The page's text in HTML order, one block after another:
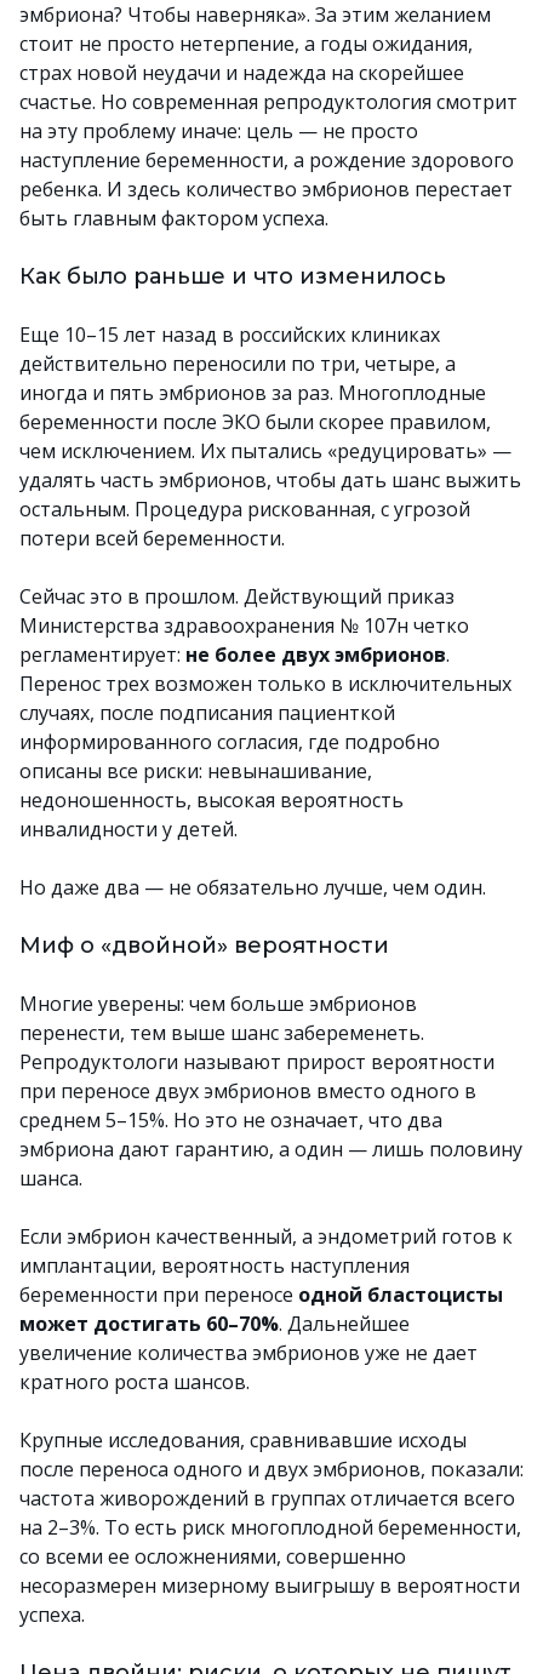
эмбриона? Чтобы наверняка». За этим желанием
стоит не просто нетерпение, а годы ожидания,
страх новой неудачи и надежда на скорейшее
счастье. Но современная репродуктология смотрит
на эту проблему иначе: цель — не просто
наступление беременности, а рождение здорового
ребенка. И здесь количество эмбрионов перестает
быть главным фактором успеха.
Как было раньше и что изменилось
Еще 10–15 лет назад в российских клиниках
действительно переносили по три, четыре, а
иногда и пять эмбрионов за раз. Многоплодные
беременности после ЭКО были скорее правилом,
чем исключением. Их пытались «редуцировать» —
удалять часть эмбрионов, чтобы дать шанс выжить
остальным. Процедура рискованная, с угрозой
потери всей беременности.
Сейчас это в прошлом. Действующий приказ
Министерства здравоохранения № 107н четко
регламентирует: не более двух эмбрионов.
Перенос трех возможен только в исключительных
случаях, после подписания пациенткой
информированного согласия, где подробно
описаны все риски: невынашивание,
недоношенность, высокая вероятность
инвалидности у детей.
Но даже два — не обязательно лучше, чем один.
Миф о «двойной» вероятности
Многие уверены: чем больше эмбрионов
перенести, тем выше шанс забеременеть.
Репродуктологи называют прирост вероятности
при переносе двух эмбрионов вместо одного в
среднем 5–15%. Но это не означает, что два
эмбриона дают гарантию, а один — лишь половину
шанса.
Если эмбрион качественный, а эндометрий готов к
имплантации, вероятность наступления
беременности при переносе одной бластоцисты
может достигать 60–70%. Дальнейшее
увеличение количества эмбрионов уже не дает
кратного роста шансов.
Крупные исследования, сравнивавшие исходы
после переноса одного и двух эмбрионов, показали:
частота живорождений в группах отличается всего
на 2–3%. То есть риск многоплодной беременности,
со всеми ее осложнениями, совершенно
несоразмерен мизерному выигрышу в вероятности
успеха.